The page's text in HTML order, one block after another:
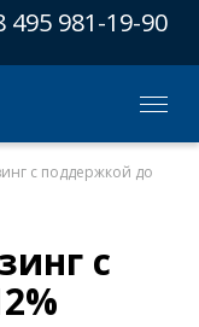
495 981-19-90
с поддержкой до
с